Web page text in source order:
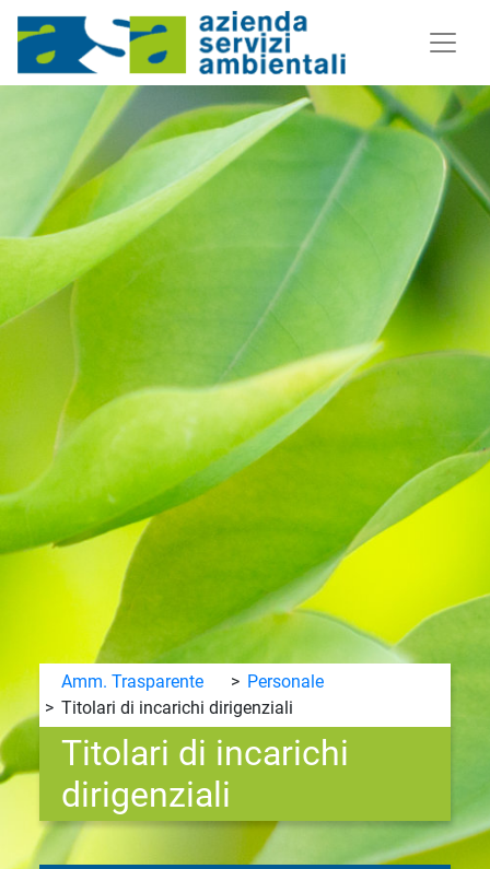
Amm. Trasparente
Personale
Titolari di incarichi dirigenziali
Titolari di incarichi
dirigenziali